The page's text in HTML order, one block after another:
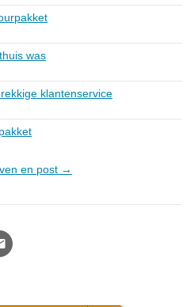
was
klantenservice
en post →